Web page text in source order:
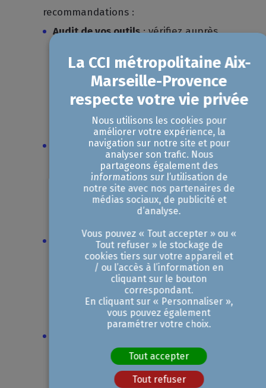
recommandations :
Audit de vos outils: vérifiez auprès
logiciel de gestionou de
comptabilité est une "solution
compatible" capable de
communiquer avec le PPF
Nettoyage des données clients :
assurez-vous de disposer du
numéro SIRENexact de l'ensemble
de vos clients professionnels
Consultation des prestataires: si
vos besoins sont complexes, vous
pouvez déjàconsulter la liste des
plateformes agrééespour
comparer les services proposés
référent en interne pour piloter le
projet et modifier les processus de
Nous utilisons les cookies pour
améliorer votre expérience, la
navigation sur notre site et pour
analyser son trafic. Nous
partageons également des
informations sur l’utilisation de
notre site avec nos partenaires de
médias sociaux, de publicité et
d’analyse.
Vous pouvez « Tout accepter » ou «
Tout refuser » le stockage de
cookies tiers sur votre appareil et
/ ou l’accès à l’information en
cliquant sur le bouton
correspondant.
En cliquant sur « Personnaliser »,
vous pouvez également
paramétrer votre choix.
Tout accepter
Tout refuser